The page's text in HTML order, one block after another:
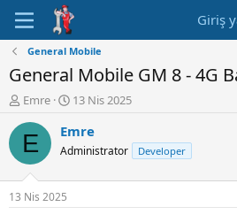
Giriş
General Mobile
General Mobile GM 8 - 4G
K
n
u
y
u
B
a
Emre
B
ş
l
n
ı
13 Nis 2025
E Emre
Administrator Developer
13 Nis 2025